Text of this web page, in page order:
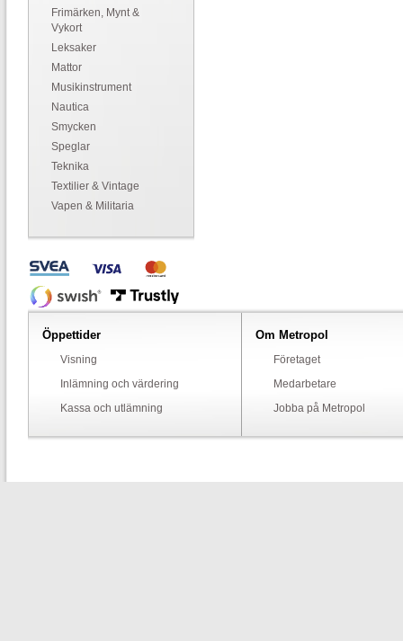
Frimärken, Mynt &
Vykort
Leksaker
Mattor
Musikinstrument
Nautica
Smycken
Speglar
Teknika
Textilier & Vintage
Vapen & Militaria
Öppettider
Visning
Inlämning och värdering
Kassa och utlämning
Om Metropol
Företaget
Medarbetare
Jobba på Metropol